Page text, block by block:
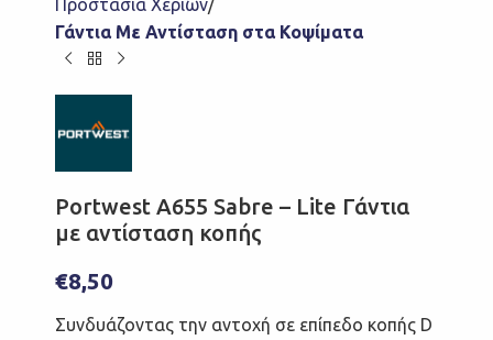
Προστασία Χεριών
Γάντια Με Αντίσταση στα Κοψίματα
Portwest A655 Sabre – Lite Γάντια
με αντίσταση κοπής
€8,50
Συνδυάζοντας την αντοχή σε επίπεδο κοπής D